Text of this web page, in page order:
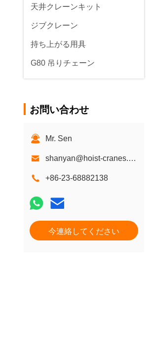
天井クレーンキット
ジブクレーン
持ち上がる用具
G80 吊りチェーン
お問い合わせ
Mr. Sen
shanyan@hoist-cranes.com
+86-23-68882138
今連絡してください